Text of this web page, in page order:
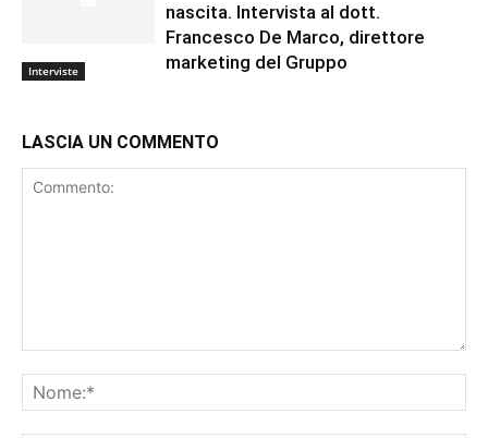
Interviste
nascita. Intervista al dott.
Francesco De Marco, direttore
marketing del Gruppo
LASCIA UN COMMENTO